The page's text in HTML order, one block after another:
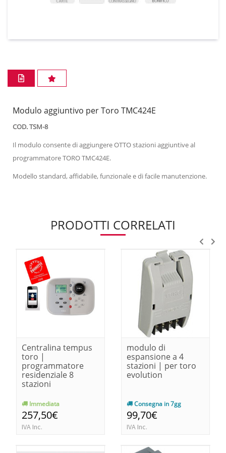
Modulo aggiuntivo per Toro TMC424E
COD. TSM-8
Il modulo consente di aggiungere OTTO stazioni aggiuntive al
programmatore TORO TMC424E.
Modello standard, affidabile, funzionale e di facile manutenzione.
PRODOTTI CORRELATI
Centralina tempus
toro |
programmatore
residenziale 8
stazioni
Immediata
257,50€
IVA Inc.
modulo di
espansione a 4
stazioni | per toro
evolution
Consegna in 7gg
99,70€
IVA Inc.